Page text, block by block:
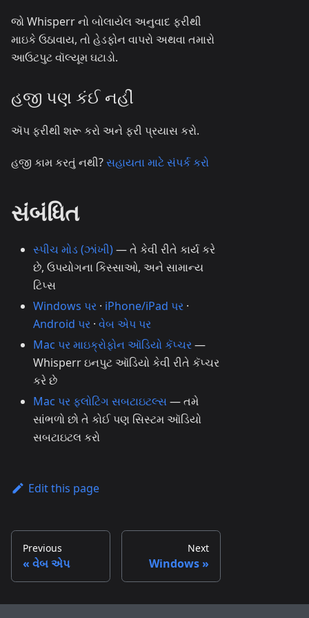
જો Whisperr નો બોલાયેલ અનુવાદ ફરીથી
માઇકે ઉઠાવાય, તો હેડફોન વાપરો અથવા તમારો
આઉટપુટ વૉલ્યૂમ ઘટાડો.
હજી પણ કંઈ નહીં
ઍપ ફરીથી શરૂ કરો અને ફરી પ્રયાસ કરો.
હજી કામ કરતું નથી?સહાયતા માટે સંપર્ક કરો
સંબંધિત
સ્પીચ મોડ (ઝાંખી)— તે કેવી રીતે કાર્ય કરે
છે, ઉપયોગના કિસ્સાઓ, અને સામાન્ય
ટિપ્સ
Windows પર · iPhone/iPad પર ·
Android પર · વેબ એપ પર
Mac પર માઇક્રોફોન ઑડિયો કૅપ્ચર—
Whisperr ઇનપુટ ઑડિયો કેવી રીતે કૅપ્ચર
કરે છે
Mac પર ફ્લોટિંગ સબટાઇટલ્સ— તમે
સાંભળો છો તે કોઈ પણ સિસ્ટમ ઑડિયો
સબટાઇટલ કરો
Edit this page
Previous
વેબ એપ
Next
Windows